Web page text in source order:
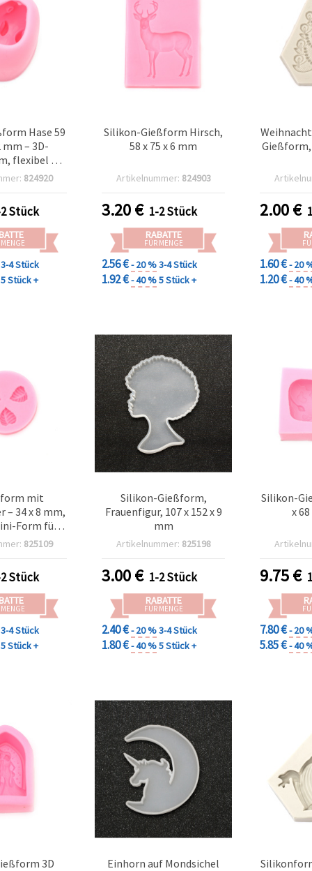
Hase 59
mm – 3D-
flexibel &
für
824920
Stück
3-4 Stück
5 Stück +
Silikon-Gießform Hirsch,
58 x 75 x 6 mm
Artikelnummer: 824903
3.20€ 1-2 Stück
RABATTE
FÜR MENGE
2.56 €- 20 %3-4 Stück
1.92 €- 40 %5 Stück +
Gießform,
2.00€
1.60 €- 20
1.20 €- 40
mit
34 x 8 mm,
Form für
Polymer
825109
Stück
3-4 Stück
5 Stück +
Silikon-Gießform,
Frauenfigur, 107 x 152 x 9
mm
Artikelnummer: 825198
3.00€ 1-2 Stück
RABATTE
FÜR MENGE
2.40 €- 20 %3-4 Stück
1.80 €- 40 %5 Stück +
Silikon-
x
9.75€
7.80 €- 20
5.85 €- 40
3D
Einhorn auf Mondsichel